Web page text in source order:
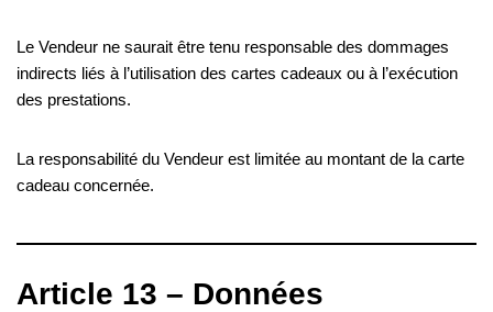
Le Vendeur ne saurait être tenu responsable des dommages
indirects liés à l’utilisation des cartes cadeaux ou à l’exécution
des prestations.
La responsabilité du Vendeur est limitée au montant de la carte
cadeau concernée.
Article 13 – Données